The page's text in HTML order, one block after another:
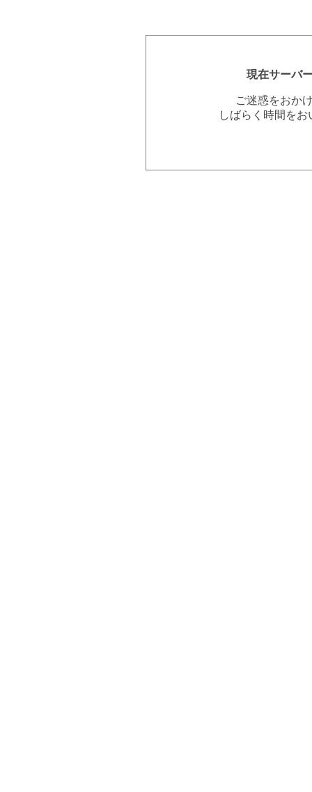
現在サーバ
ご迷惑をおか
しばらく時間を